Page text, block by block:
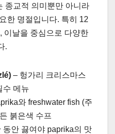
종교적 의미뿐만 아니라
한 명절입니다. 특히 12
이날을 중심으로 다양한
.
– 헝가리 크리스마스
수 메뉴
와 freshwater fish (주
붉은색 수프
동안 끓여야 paprika의 맛